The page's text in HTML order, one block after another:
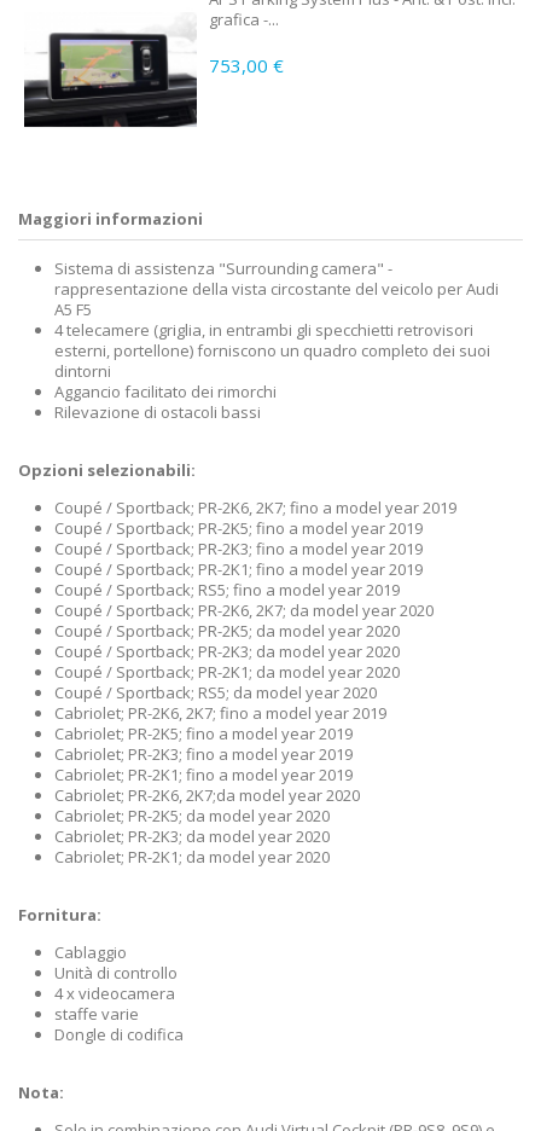
grafica -...
753,00 €
Maggiori informazioni
Sistema di assistenza "Surrounding camera" -
rappresentazione della vista circostante del veicolo per Audi
A5 F5
4 telecamere (griglia, in entrambi gli specchietti retrovisori
esterni, portellone) forniscono un quadro completo dei suoi
dintorni
Aggancio facilitato dei rimorchi
Rilevazione di ostacoli bassi
Opzioni selezionabili:
Coupé / Sportback; PR-2K6, 2K7; fino a model year 2019
Coupé / Sportback; PR-2K5; fino a model year 2019
Coupé / Sportback; PR-2K3; fino a model year 2019
Coupé / Sportback; PR-2K1; fino a model year 2019
Coupé / Sportback; RS5; fino a model year 2019
Coupé / Sportback; PR-2K6, 2K7; da model year 2020
Coupé / Sportback; PR-2K5; da model year 2020
Coupé / Sportback; PR-2K3; da model year 2020
Coupé / Sportback; PR-2K1; da model year 2020
Coupé / Sportback; RS5; da model year 2020
Cabriolet; PR-2K6, 2K7; fino a model year 2019
Cabriolet; PR-2K5; fino a model year 2019
Cabriolet; PR-2K3; fino a model year 2019
Cabriolet; PR-2K1; fino a model year 2019
Cabriolet; PR-2K6, 2K7;da model year 2020
Cabriolet; PR-2K5; da model year 2020
Cabriolet; PR-2K3; da model year 2020
Cabriolet; PR-2K1; da model year 2020
Fornitura:
Cablaggio
Unità di controllo
4 x videocamera
staffe varie
Dongle di codifica
Nota: